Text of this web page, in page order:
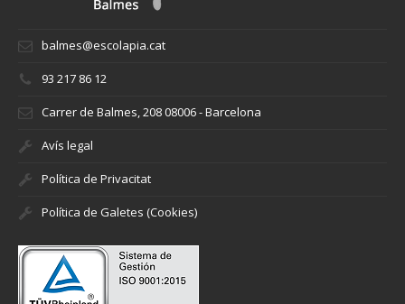
balmes@escolapia.cat
93 217 86 12
Carrer de Balmes, 208 08006 - Barcelona
Avís legal
Política de Privacitat
Política de Galetes (Cookies)